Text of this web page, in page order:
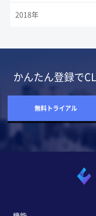
2018年
かんたん登録で
無料トライアル